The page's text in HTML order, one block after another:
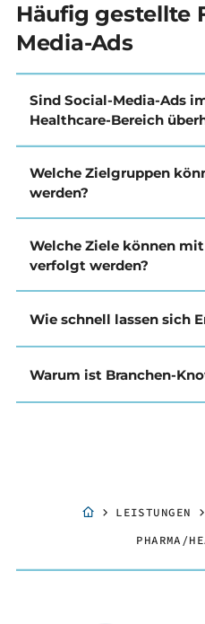
Häufig gestellte
Media-Ads
Sind Social-Media-Ads
Healthcare-Bereich
Welche Zielgruppen
werden?
Welche Ziele können
verfolgt werden?
Wie schnell lassen sich
Warum ist Branchen-
LEISTUNGEN
PHARMA/